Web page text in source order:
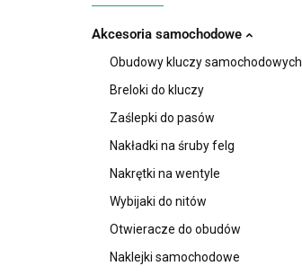
Akcesoria samochodowe
Obudowy kluczy samochodowych
Breloki do kluczy
Zaślepki do pasów
Nakładki na śruby felg
Nakrętki na wentyle
Wybijaki do nitów
Otwieracze do obudów
Naklejki samochodowe